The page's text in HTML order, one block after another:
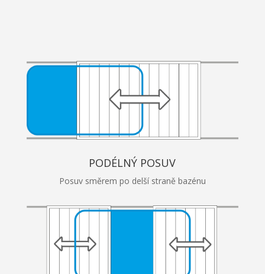
PODÉLNÝ POSUV
Posuv směrem po delší straně bazénu